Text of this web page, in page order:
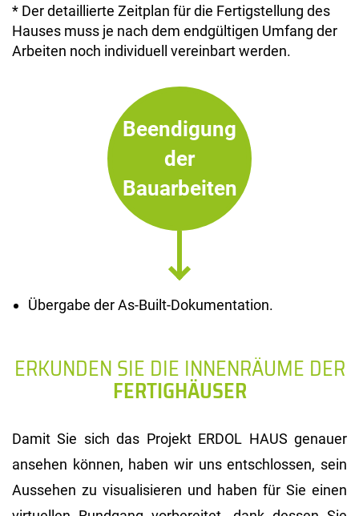
* Der detaillierte Zeitplan für die Fertigstellung des
Hauses muss je nach dem endgültigen Umfang der
Arbeiten noch individuell vereinbart werden.
Beendigung
der
Bauarbeiten
Übergabe der As-Built-Dokumentation.
ERKUNDEN SIE DIE INNENRÄUME DER
FERTIGHÄUSER
Damit Sie sich das Projekt ERDOL HAUS genauer
ansehen können, haben wir uns entschlossen, sein
Aussehen zu visualisieren und haben für Sie einen